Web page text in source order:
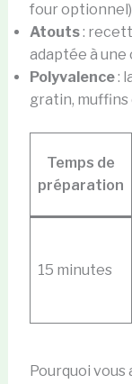
four
Atouts:
adaptée à une
Polyvalence:
gratin, muffins
Temps de
préparation
15 minutes
Pourquoi